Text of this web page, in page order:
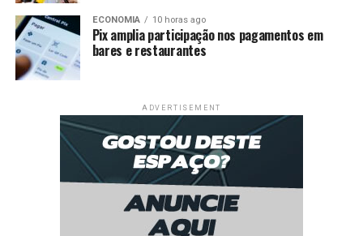
ECONOMIA 10 horas ago
Pix amplia participação nos pagamentos em
bares e restaurantes
ADVERTISEMENT